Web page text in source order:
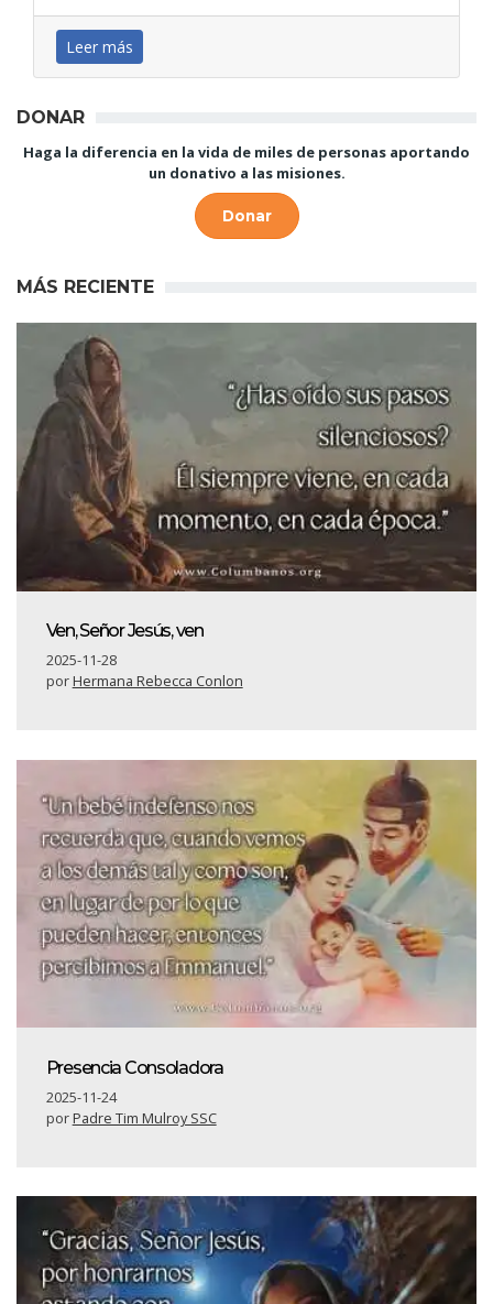
Leer más
DONAR
Haga la diferencia en la vida de miles de personas aportando
un donativo a las misiones.
Donar
MÁS RECIENTE
Ven, Señor Jesús, ven
2025-11-28
porHermana Rebecca Conlon
Presencia Consoladora
2025-11-24
porPadre Tim Mulroy SSC